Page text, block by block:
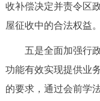
收补偿决定并责令区
屋征收中的合法权益。
五是全面加强行政
功能有效实现提供业
的要求，通过会前学